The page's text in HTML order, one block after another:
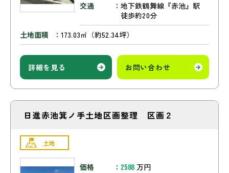
交通
地下鉄鶴舞線『赤池』駅
徒歩約20分
土地面積
173.03㎡（約52.34坪）
詳細を見る お問い合わせ
日進赤池箕ノ手土地区画整理 区画２
土地
価格 2588 万円